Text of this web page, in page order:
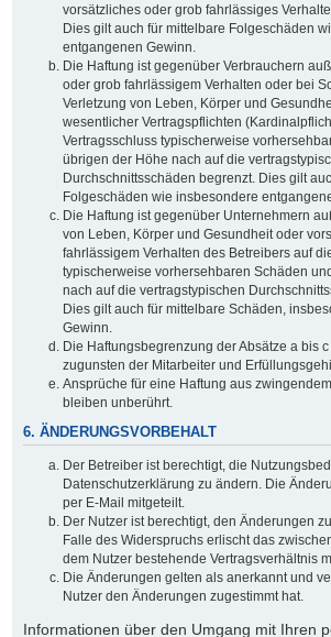
vorsätzliches oder grob fahrlässiges
Dies gilt auch für mittelbare Folgeschäden
entgangenen Gewinn.
Die Haftung ist gegenüber Verbrauchern
oder grob fahrlässigem Verhalten oder bei
Verletzung von Leben, Körper und
wesentlicher Vertragspflichten
Vertragsschluss typischerweise
übrigen der Höhe nach auf die
Durchschnittsschäden begrenzt. Dies gilt
Folgeschäden wie insbesondere
Die Haftung ist gegenüber Unternehmern
von Leben, Körper und Gesundheit oder
fahrlässigem Verhalten des Betreibers auf
typischerweise vorhersehbaren Schäden
nach auf die vertragstypischen
Dies gilt auch für mittelbare Schäden,
Gewinn.
Die Haftungsbegrenzung der Absätze a bis
zugunsten der Mitarbeiter und
Ansprüche für eine Haftung aus
bleiben unberührt.
6. ÄNDERUNGSVORBEHALT
Der Betreiber ist berechtigt, die
Datenschutzerklärung zu ändern. Die
per E-Mail mitgeteilt.
Der Nutzer ist berechtigt, den Änderungen
Falle des Widerspruchs erlischt das
dem Nutzer bestehende Vertragsverhältnis
Die Änderungen gelten als anerkannt und
Nutzer den Änderungen zugestimmt hat.
Informationen über den Umgang mit Ihren